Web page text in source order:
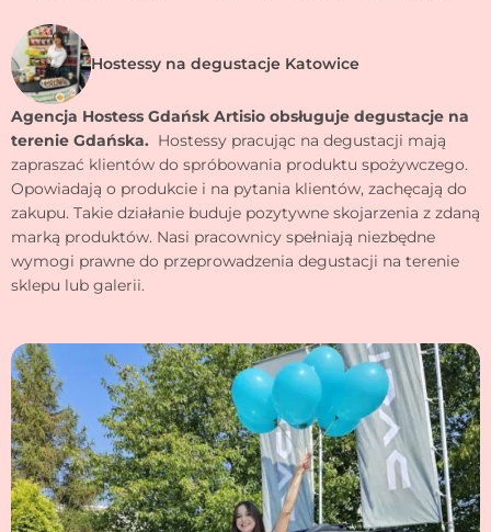
Hostessy na degustacje Katowice
Agencja Hostess Gdańsk Artisio obsługuje degustacje na
terenie Gdańska. Hostessy pracując na degustacji mają
zapraszać klientów do spróbowania produktu spożywczego.
Opowiadają o produkcie i na pytania klientów, zachęcają do
zakupu. Takie działanie buduje pozytywne skojarzenia z zdaną
marką produktów. Nasi pracownicy spełniają niezbędne
wymogi prawne do przeprowadzenia degustacji na terenie
sklepu lub galerii.